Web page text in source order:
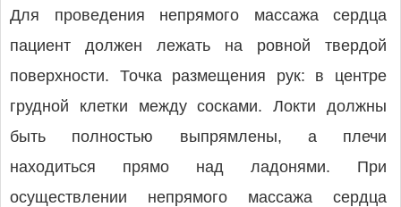
Для проведения непрямого массажа сердца
пациент должен лежать на ровной твердой
поверхности. Точка размещения рук: в центре
грудной клетки между сосками. Локти должны
быть полностью выпрямлены, а плечи
находиться прямо над ладонями. При
осуществлении непрямого массажа сердца